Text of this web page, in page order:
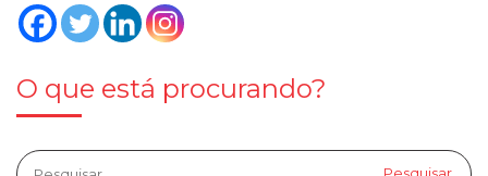
O que está procurando?